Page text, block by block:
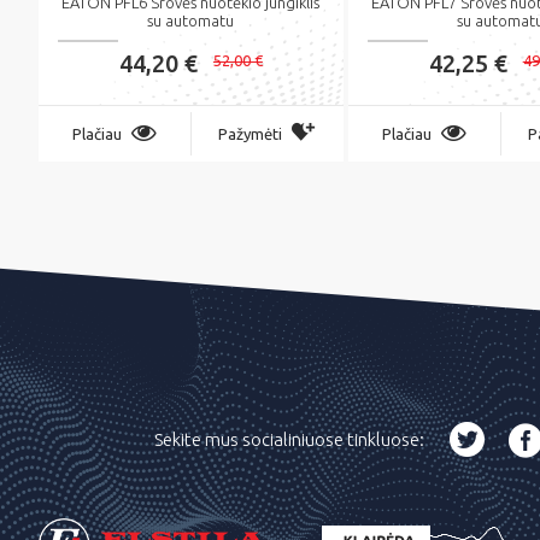
su automatu
44,20 € 52,00 €
Plačiau Pažymėti
su
42,25 €
Plačiau
Sekite mus socialiniuose tinkluose: